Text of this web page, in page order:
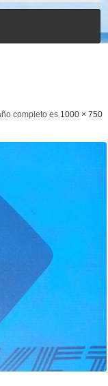
completo es 1000 × 750